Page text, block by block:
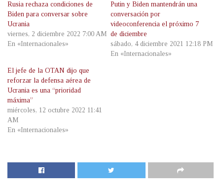
Rusia rechaza condiciones de
Biden para conversar sobre
Ucrania
viernes, 2 diciembre 2022 7:00 AM
En «Internacionales»
Putin y Biden mantendrán una
conversación por
videoconferencia el próximo 7
de diciembre
sábado, 4 diciembre 2021 12:18 PM
En «Internacionales»
El jefe de la OTAN dijo que
reforzar la defensa aérea de
Ucrania es una “prioridad
máxima”
miércoles, 12 octubre 2022 11:41
AM
En «Internacionales»